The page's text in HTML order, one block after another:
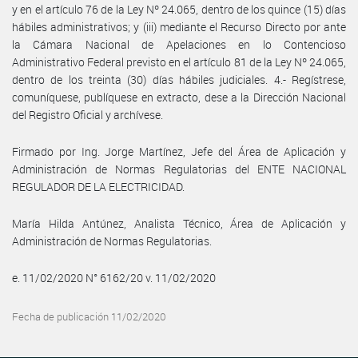
y en el artículo 76 de la Ley Nº 24.065, dentro de los quince (15) días
hábiles administrativos; y (iii) mediante el Recurso Directo por ante
la Cámara Nacional de Apelaciones en lo Contencioso
Administrativo Federal previsto en el artículo 81 de la Ley Nº 24.065,
dentro de los treinta (30) días hábiles judiciales. 4.- Regístrese,
comuníquese, publíquese en extracto, dese a la Dirección Nacional
del Registro Oficial y archívese.
Firmado por Ing. Jorge Martínez, Jefe del Área de Aplicación y
Administración de Normas Regulatorias del ENTE NACIONAL
REGULADOR DE LA ELECTRICIDAD.
María Hilda Antúnez, Analista Técnico, Área de Aplicación y
Administración de Normas Regulatorias.
e. 11/02/2020 N° 6162/20 v. 11/02/2020
Fecha de publicación 11/02/2020